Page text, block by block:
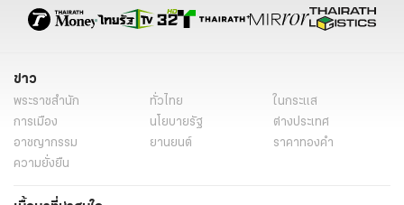
ข่าว
พระราชสำนัก ทั่วไทย
ในกระแส
การเมือง
นโยบายรัฐ
ต่างประเทศ
อาชญากรรม
ยานยนต์
ราคาทองคำ
ความยั่งยืน